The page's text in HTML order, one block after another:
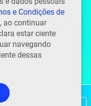
Reservados
e Condições de
ao continuar
estar ciente
navegando
dessas